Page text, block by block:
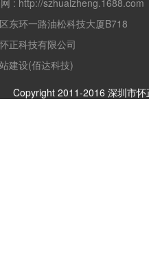
: http://szhuaizheng.1688.com
东环一路油松科技大厦B718
正科技有限公司
建设(佰达科技)
Copyright 2011-2016 深圳市